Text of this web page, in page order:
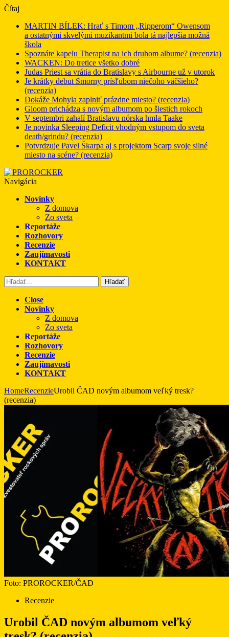
Čítaj
MARTIN BÍLEK: Hrať s Timom „Ripperom“ Owensom
a ostatnými skvelými muzikantmi bola tá najlepšia možná
škola
Spoznáte kapelu Therapist na ich druhom albume? (recenzia)
WACKEN: Do tretice všetko dobré
Judas Priest sa vrátia do Bratislavy s Airbourne už v utorok
Je krátky debut Smorny prísľubom niečoho väčšieho?
(recenzia)
Dokáže Mohyla zaplniť prázdne miesto? (recenzia)
Gloom prichádza s novým albumom po šiestich rokoch
V septembri zahalí Bratislavu nórska hmla Taake
Je novinka Sleeping Deficit vhodným vstupom do sveta
death/grindu? (recenzia)
Potvrdzuje Pavel Škarpa aj s projektom Scarp svoje silné
miesto na scéne? (recenzia)
Navigácia
Novinky
Z domova
Zo sveta
Reportáže
Rozhovory
Recenzie
Zaujímavosti
KONTAKT
Hľadať
Close
Novinky
Z domova
Zo sveta
Reportáže
Rozhovory
Recenzie
Zaujímavosti
KONTAKT
HomeRecenzieUrobil ČAD novým albumom veľký tresk?
(recenzia)
Foto: PROROCKER/ČAD
Recenzie
Urobil ČAD novým albumom veľký